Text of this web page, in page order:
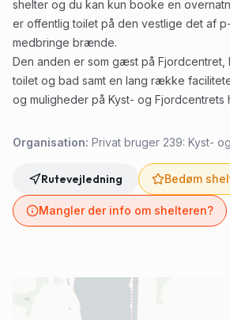
shelter og du kan kun booke en
er offentlig toilet på den vestlige det af
medbringe brænde.
Den anden er som gæst på Fjordcentret,
toilet og bad samt en lang række
og muligheder på Kyst- og Fjordcentrets
Organisation: Privat bruger 239: Kyst-
Rutevejledning Bedøm
Mangler der info om shelteren?